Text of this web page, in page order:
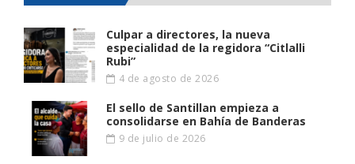
Culpar a directores, la nueva
especialidad de la regidora “Citlalli
Rubi”
4 de agosto de 2026
El sello de Santillan empieza a
consolidarse en Bahía de Banderas
9 de julio de 2026